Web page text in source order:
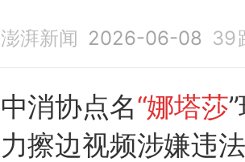
澎湃新闻 2026-06-08 39
中消协点名“娜塔莎
力擦边视频涉嫌违